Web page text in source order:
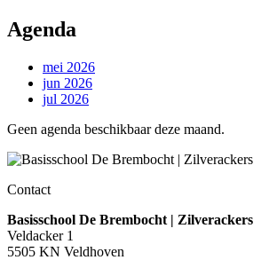
Agenda
mei 2026
jun 2026
jul 2026
Geen agenda beschikbaar deze maand.
Contact
Basisschool De Brembocht | Zilverackers
Veldacker 1
5505 KN Veldhoven